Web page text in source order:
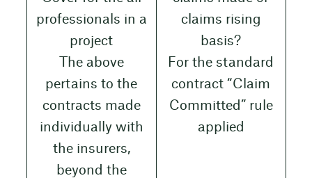
professionals in a
project
The above
pertains to the
contracts made
individually with
the insurers,
beyond the
claims rising
basis?
For the standard
contract “Claim
Committed” rule
applied